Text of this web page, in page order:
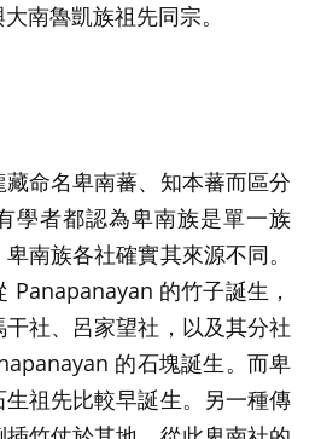
南魯凱族祖先同宗。
命名卑南蕃、知本蕃而區分
學者都認為卑南族是單一族
南族各社確實其來源不同。
Panapanayan 的竹子誕生，
社、呂家望社，以及其分社
的石塊誕生。而卑
祖先比較早誕生。另一種傳